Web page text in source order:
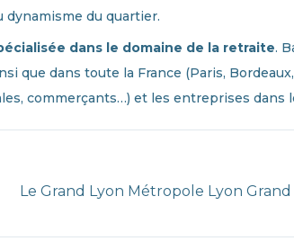
du quartier.
dans le domaine de la retraite.
que dans toute la France (Paris,
commerçants…) et les entreprises dans
Le Grand Lyon Métropole Lyon